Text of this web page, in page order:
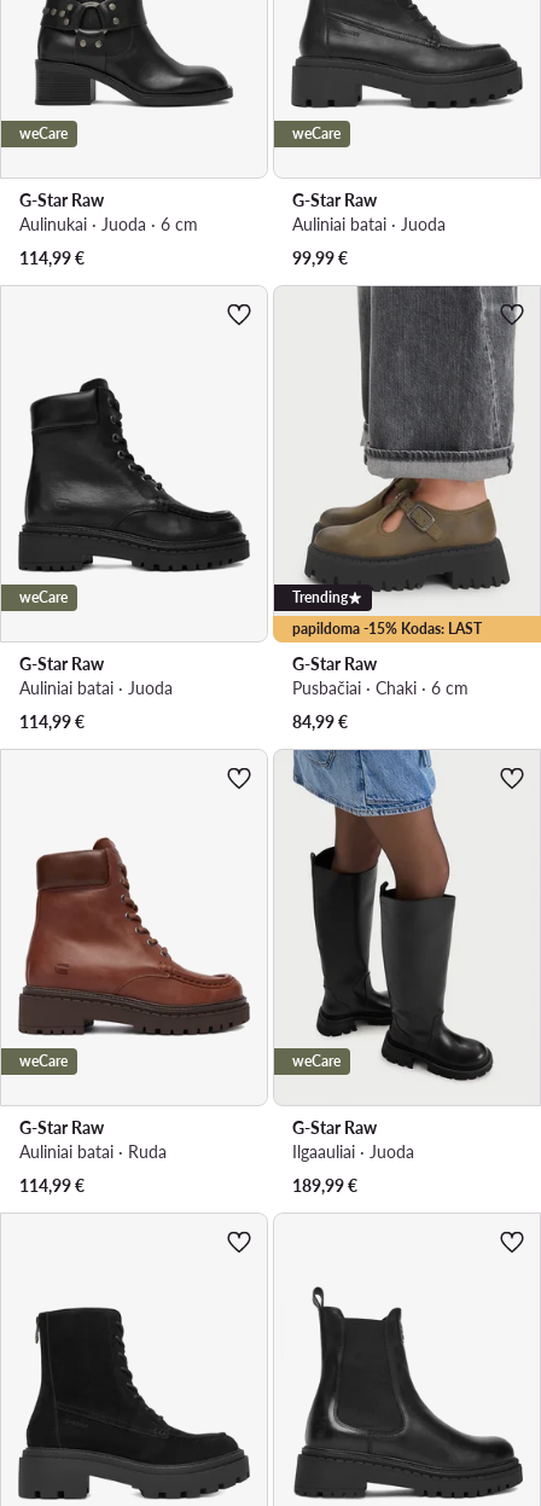
weCare
G-Star Raw
Aulinukai · Juoda · 6 cm
114,99€
weCare
G-Star Raw
Auliniai batai · Juoda
99,99€
weCare
G-Star Raw
Auliniai batai · Juoda
114,99€
papildoma -15% Kodas: LAST
Trending
G-Star Raw
Pusbačiai · Chaki · 6 cm
84,99€
weCare
G-Star Raw
Auliniai batai · Ruda
114,99€
weCare
G-Star Raw
Ilgaauliai · Juoda
189,99€